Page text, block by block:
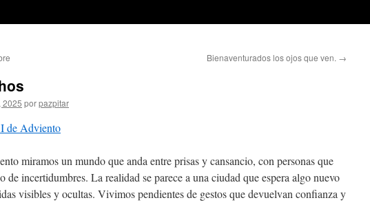
Bienaventurados los ojos que ven. →
2025 porpazpitar
de Adviento
miramos un mundo que anda entre prisas y cansancio, con personas que
de incertidumbres. La realidad se parece a una ciudad que espera algo nuevo
visibles y ocultas. Vivimos pendientes de gestos que devuelvan confianza y